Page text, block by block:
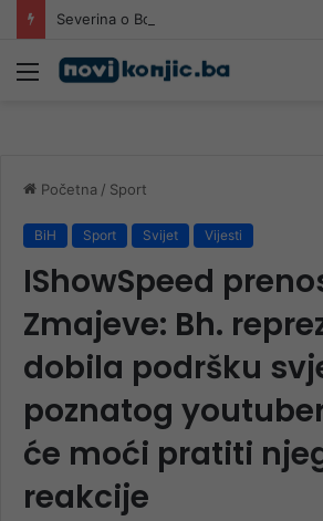
Severina o Bosni i Srebrenici: Bez
Meni
Početna / Sport
BiH Sport Svijet Vijesti
IShowSpeed
Zmajeve: Bh.
dobila podršku
poznatog
će moći pratiti
reakcije